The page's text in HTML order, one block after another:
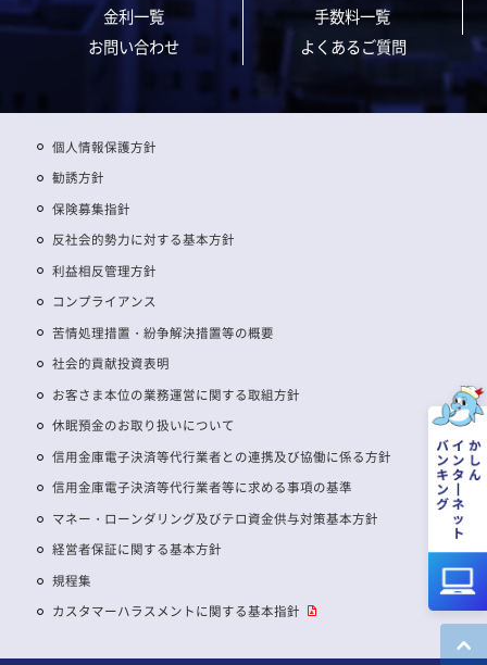
金利一覧
手数料一覧
お問い合わせ
よくあるご質問
個人情報保護方針
勧誘方針
保険募集指針
反社会的勢力に対する基本方針
利益相反管理方針
コンプライアンス
苦情処理措置・紛争解決措置等の概要
社会的貢献投資表明
お客さま本位の業務運営に関する取組方針
休眠預金のお取り扱いについて
信用金庫電子決済等代行業者との連携及び協働に係る方針
信用金庫電子決済等代行業者等に求める事項の基準
マネー・ローンダリング及びテロ資金供与対策基本方針
経営者保証に関する基本方針
規程集
カスタマーハラスメントに関する基本指針